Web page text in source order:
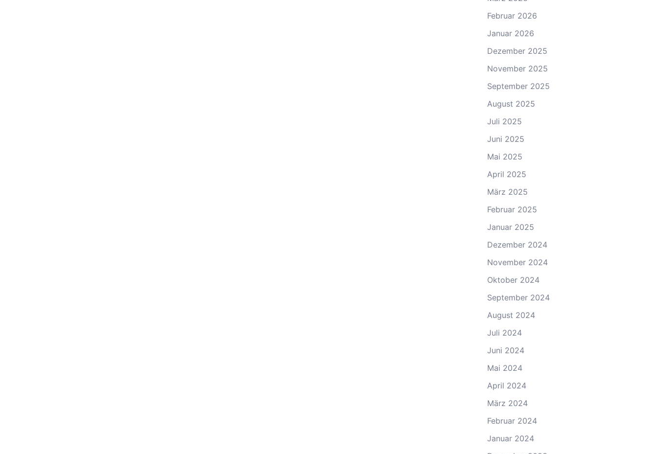
Februar 2026
Januar 2026
Dezember 2025
November 2025
September 2025
August 2025
Juli 2025
Juni 2025
Mai 2025
April 2025
März 2025
Februar 2025
Januar 2025
Dezember 2024
November 2024
Oktober 2024
September 2024
August 2024
Juli 2024
Juni 2024
Mai 2024
April 2024
März 2024
Februar 2024
Januar 2024